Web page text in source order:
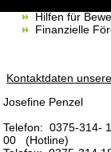
Hilfen für
Finanzielle
Kontaktdaten
Josefine Penzel
Telefon: 0375-314-
00 (Hotline)